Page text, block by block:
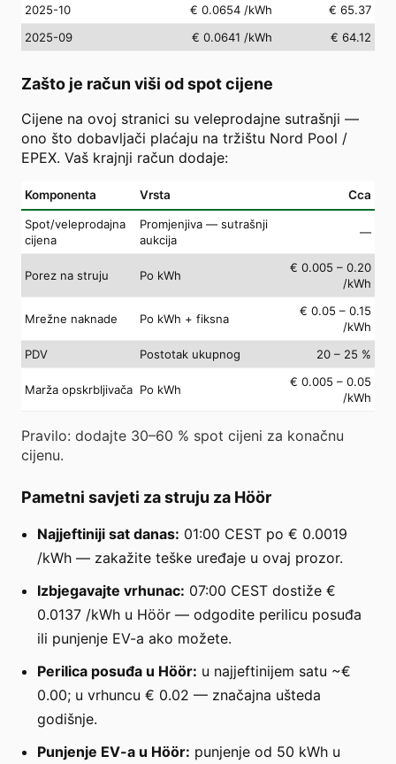
2025-10
€ 0.0654 /kWh
€ 65.37
2025-09
€ 0.0641 /kWh € 64.12
Zašto je račun viši od spot cijene
Cijene na ovoj stranici su veleprodajne sutrašnji —
ono što dobavljači plaćaju na tržištu Nord Pool /
EPEX. Vaš krajnji račun dodaje:
Komponenta Vrsta Cca
Spot/veleprodajna
cijena
Promjenjiva — sutrašnji
aukcija
—
Porez na struju Po kWh
€ 0.005 – 0.20
/kWh
Mrežne naknade Po kWh + fiksna
€ 0.05 – 0.15
/kWh
PDV
Postotak ukupnog 20 – 25 %
Marža opskrbljivača Po kWh
€ 0.005 – 0.05
/kWh
Pravilo: dodajte 30–60 % spot cijeni za konačnu
cijenu.
Pametni savjeti za struju za Höör
Najjeftiniji sat danas: 01:00 CEST po € 0.0019
/kWh — zakažite teške uređaje u ovaj prozor.
Izbjegavajte vrhunac: 07:00 CEST dostiže €
0.0137 /kWh u Höör — odgodite perilicu posuđa
ili punjenje EV-a ako možete.
Perilica posuđa u Höör: u najjeftinijem satu ~€
0.00; u vrhuncu € 0.02 — značajna ušteda
godišnje.
Punjenje EV-a u Höör: punjenje od 50 kWh u